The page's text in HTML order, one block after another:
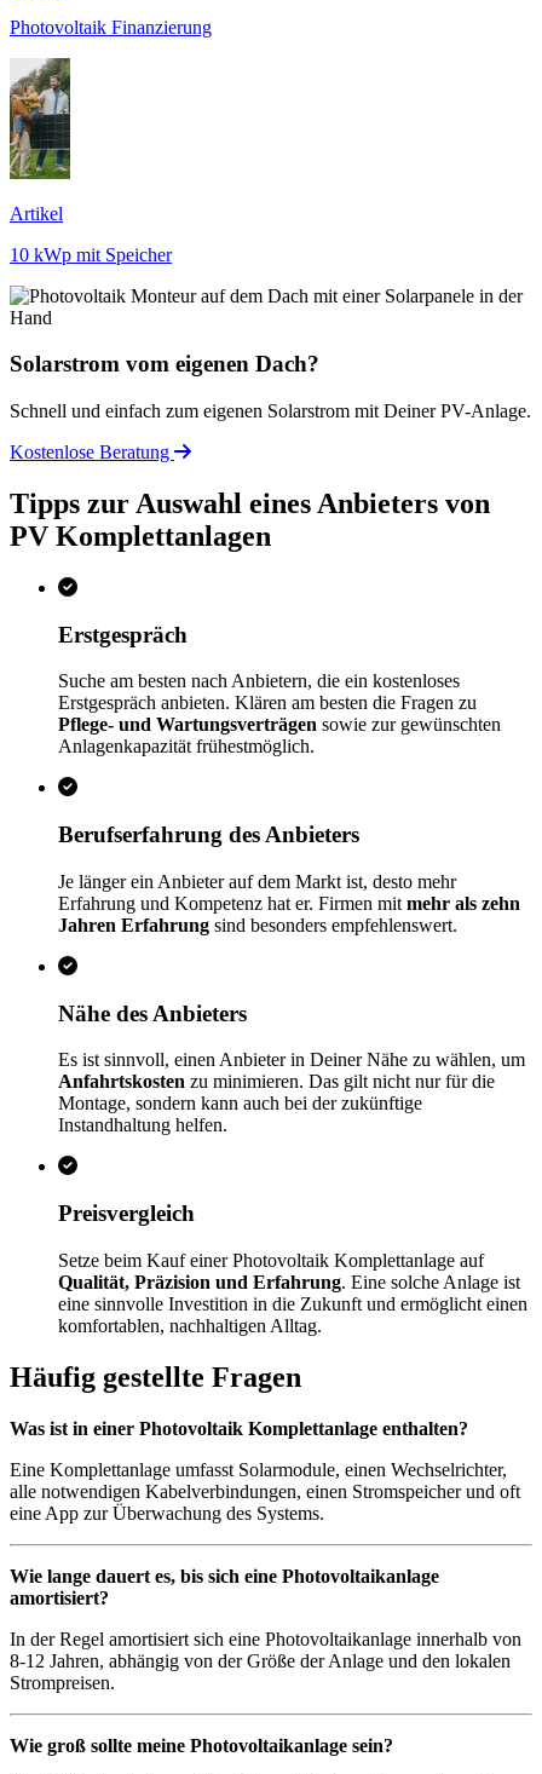
Photovoltaik Finanzierung
Artikel
10 kWp mit Speicher
Solarstrom vom eigenen Dach?
Schnell und einfach zum eigenen Solarstrom mit Deiner PV-Anlage.
Kostenlose Beratung
Tipps zur Auswahl eines Anbieters von
PV Komplettanlagen
Erstgespräch
Suche am besten nach Anbietern, die ein kostenloses
Erstgespräch anbieten. Klären am besten die Fragen zu
Pflege- und Wartungsverträgen sowie zur gewünschten
Anlagenkapazität frühestmöglich.
Berufserfahrung des Anbieters
Je länger ein Anbieter auf dem Markt ist, desto mehr
Erfahrung und Kompetenz hat er. Firmen mit mehr als zehn
Jahren Erfahrung sind besonders empfehlenswert.
Nähe des Anbieters
Es ist sinnvoll, einen Anbieter in Deiner Nähe zu wählen, um
Anfahrtskosten zu minimieren. Das gilt nicht nur für die
Montage, sondern kann auch bei der zukünftige
Instandhaltung helfen.
Preisvergleich
Setze beim Kauf einer Photovoltaik Komplettanlage auf
Qualität, Präzision und Erfahrung. Eine solche Anlage ist
eine sinnvolle Investition in die Zukunft und ermöglicht einen
komfortablen, nachhaltigen Alltag.
Häufig gestellte Fragen
Was ist in einer Photovoltaik Komplettanlage enthalten?
Eine Komplettanlage umfasst Solarmodule, einen Wechselrichter,
alle notwendigen Kabelverbindungen, einen Stromspeicher und oft
eine App zur Überwachung des Systems.
Wie lange dauert es, bis sich eine Photovoltaikanlage
amortisiert?
In der Regel amortisiert sich eine Photovoltaikanlage innerhalb von
8-12 Jahren, abhängig von der Größe der Anlage und den lokalen
Strompreisen.
Wie groß sollte meine Photovoltaikanlage sein?